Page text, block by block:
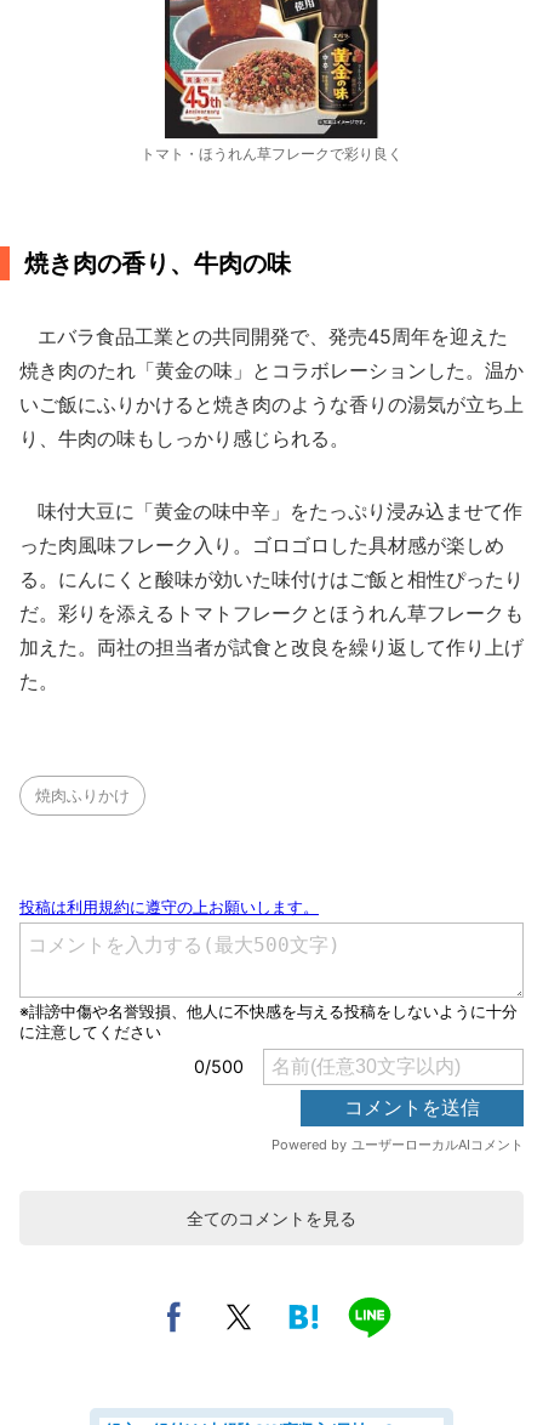
トマト・ほうれん草フレークで彩り良く
焼き肉の香り、牛肉の味
エバラ食品工業との共同開発で、発売45周年を迎えた
焼き肉のたれ「黄金の味」とコラボレーションした。温か
いご飯にふりかけると焼き肉のような香りの湯気が立ち上
り、牛肉の味もしっかり感じられる。
味付大豆に「黄金の味中辛」をたっぷり浸み込ませて作
った肉風味フレーク入り。ゴロゴロした具材感が楽しめ
る。にんにくと酸味が効いた味付けはご飯と相性ぴったり
だ。彩りを添えるトマトフレークとほうれん草フレークも
加えた。両社の担当者が試食と改良を繰り返して作り上げ
た。
焼肉ふりかけ
全てのコメントを見る